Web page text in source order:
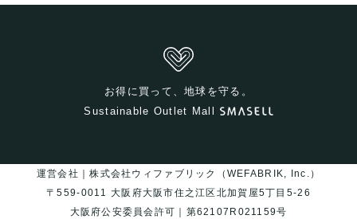
お得に買って、地球を守る。
Sustainable Outlet Mall
運営会社｜株式会社ウィファブリック（WEFABRIK, Inc.）
〒559-0011 大阪府大阪市住之江区北加賀屋5丁目5-26
大阪府公安委員会許可｜第62107R021159号